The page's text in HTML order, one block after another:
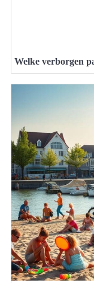
Welke verborgen